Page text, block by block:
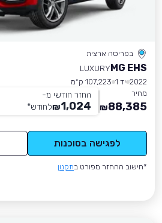
בפריסה ארצית
MG EHS
LUXURY
2022 יד 1
107,223 ק״מ
מחיר
88,385
₪
החזר חודשי מ-
1,024
₪לחודש*
לפגישה בסוכנות
*חישוב ההחזר מפורט בתקנון